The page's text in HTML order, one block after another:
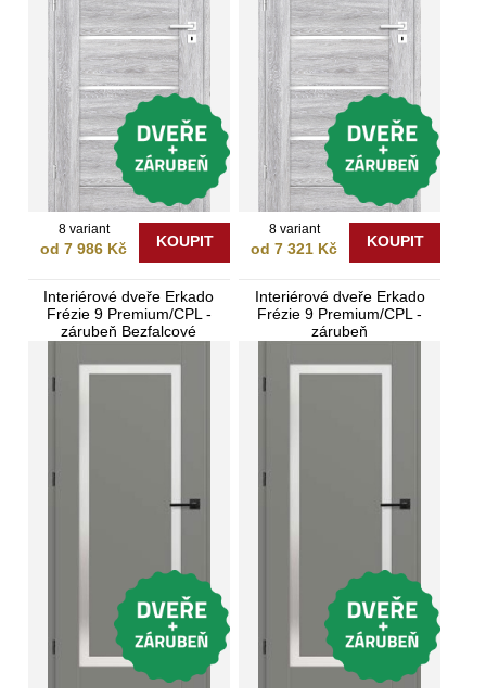
8 variant
od 7 986 Kč KOUPIT
8 variant
od 7 321 Kč KOUPIT
Interiérové dveře Erkado
Frézie 9 Premium/CPL -
zárubeň Bezfalcové
Interiérové dveře Erkado
Frézie 9 Premium/CPL -
zárubeň